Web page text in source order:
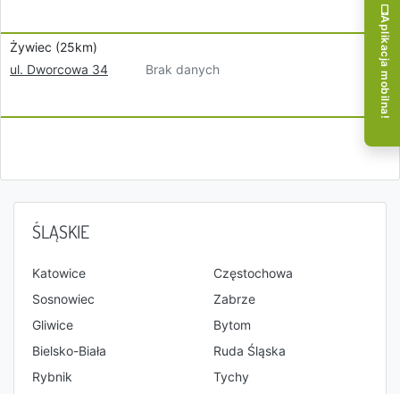
Żywiec (25km)
ul. Dworcowa 34
Brak danych
ŚLĄSKIE
Katowice
Częstochowa
Sosnowiec
Zabrze
Gliwice
Bytom
Bielsko-Biała
Ruda Śląska
Rybnik
Tychy
Aplikacja mobilna!